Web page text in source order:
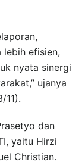
lebih efisien,
nyata sinergi
ujanya
11).
dan
yaitu Hirzi
Christian.